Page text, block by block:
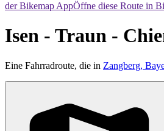
der Bikemap AppÖffne diese Route in
Isen - Traun -
Eine Fahrradroute, die in Zangberg,